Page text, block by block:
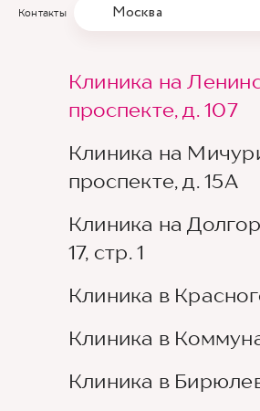
Контакты Москва
Клиника на
проспекте, д. 107
Клиника на
проспекте, д. 15А
Клиника на
17, стр. 1
Клиника в
Клиника в
Клиника в